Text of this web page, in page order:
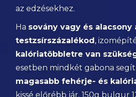
az edzésekhez.
Ha sovány vagy és alacsony
testzsírszázalékod,
kalóriatöbbletre van
esetben mindkét gabona
magasabb fehérje- és
kissé előrébb jár. 150g bulgur